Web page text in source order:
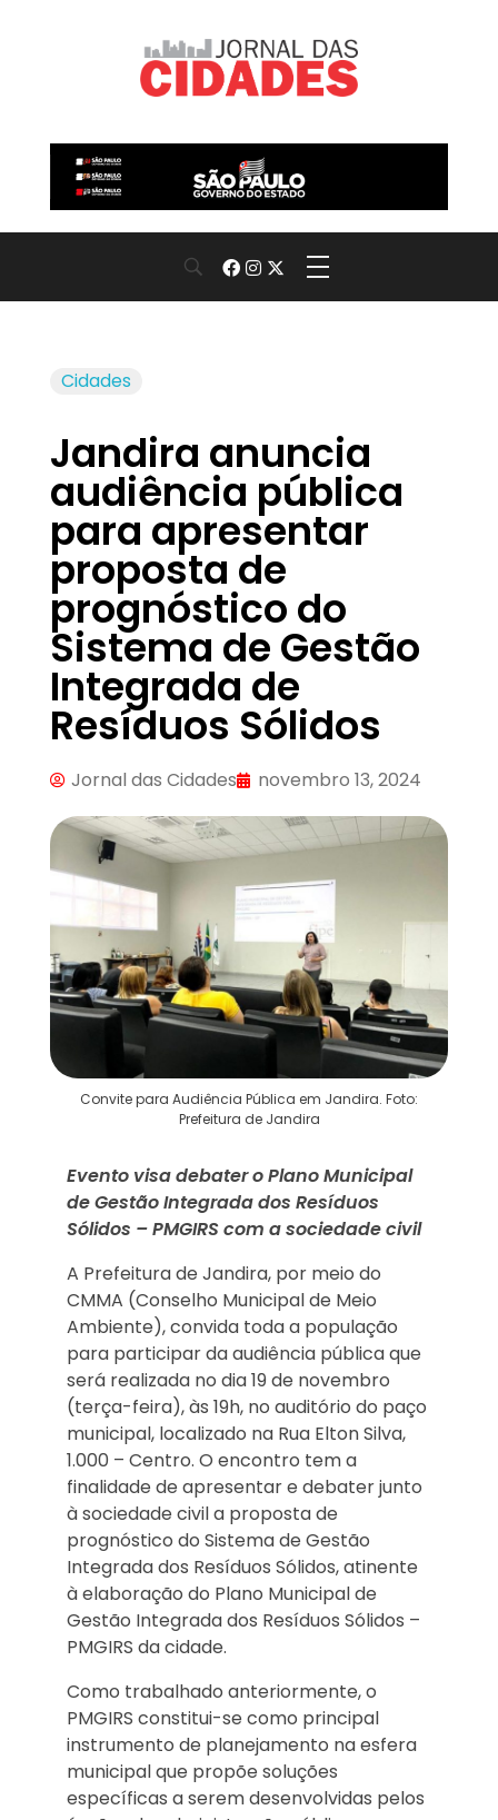
Cidades
Jandira anuncia
audiência pública
para apresentar
proposta de
prognóstico do
Sistema de Gestão
Integrada de
Resíduos Sólidos
Jornal das Cidades novembro 13, 2024
Convite para Audiência Pública em Jandira. Foto:
Prefeitura de Jandira
Evento visa debater o Plano Municipal
de Gestão Integrada dos Resíduos
Sólidos – PMGIRS com a sociedade civil
A Prefeitura de Jandira, por meio do
CMMA (Conselho Municipal de Meio
Ambiente), convida toda a população
para participar da audiência pública que
será realizada no dia 19 de novembro
(terça-feira), às 19h, no auditório do paço
municipal, localizado na Rua Elton Silva,
1.000 – Centro. O encontro tem a
finalidade de apresentar e debater junto
à sociedade civil a proposta de
prognóstico do Sistema de Gestão
Integrada dos Resíduos Sólidos, atinente
à elaboração do Plano Municipal de
Gestão Integrada dos Resíduos Sólidos –
PMGIRS da cidade.
Como trabalhado anteriormente, o
PMGIRS constitui-se como principal
instrumento de planejamento na esfera
municipal que propõe soluções
específicas a serem desenvolvidas pelos